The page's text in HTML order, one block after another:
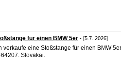
für einen BMW 5er - [5.7. 2026]
verkaufe eine Stoßstange für einen BMW
Slovakai.